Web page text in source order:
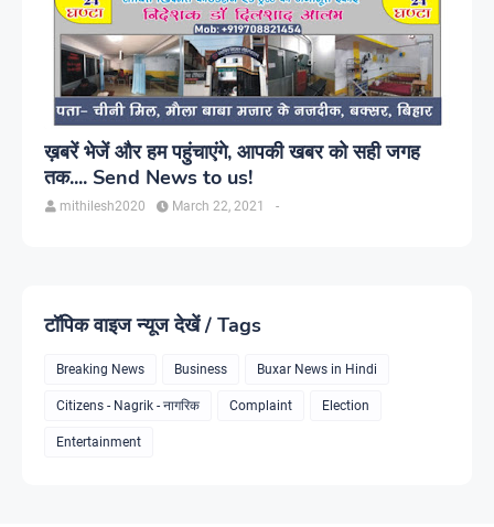
ख़बरें भेजें और हम पहुंचाएंगे, आपकी खबर को सही जगह
तक.... Send News to us!
mithilesh2020 -
March 22, 2021
टॉपिक वाइज न्यूज देखें / Tags
Breaking News Business Buxar News in Hindi
Citizens - Nagrik - नागरिक Complaint Election
Entertainment